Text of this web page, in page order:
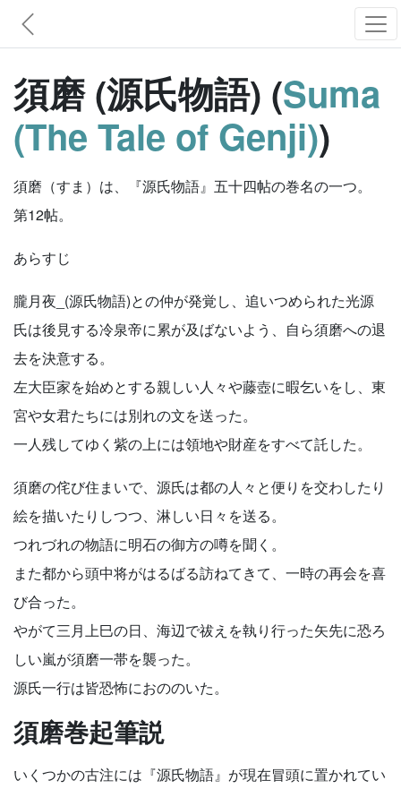
須磨 (源氏物語) (Suma
(The Tale of Genji))
須磨（すま）は、『源氏物語』五十四帖の巻名の一つ。
第12帖。
あらすじ
朧月夜_(源氏物語)との仲が発覚し、追いつめられた光源
氏は後見する冷泉帝に累が及ばないよう、自ら須磨への退
去を決意する。
左大臣家を始めとする親しい人々や藤壺に暇乞いをし、東
宮や女君たちには別れの文を送った。
一人残してゆく紫の上には領地や財産をすべて託した。
須磨の侘び住まいで、源氏は都の人々と便りを交わしたり
絵を描いたりしつつ、淋しい日々を送る。
つれづれの物語に明石の御方の噂を聞く。
また都から頭中将がはるばる訪ねてきて、一時の再会を喜
び合った。
やがて三月上巳の日、海辺で祓えを執り行った矢先に恐ろ
しい嵐が須磨一帯を襲った。
源氏一行は皆恐怖におののいた。
須磨巻起筆説
いくつかの古注には『源氏物語』が現在冒頭に置かれてい